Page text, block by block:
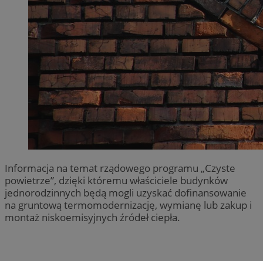
Informacja na temat rządowego programu „Czyste
powietrze”, dzięki któremu właściciele budynków
jednorodzinnych będą mogli uzyskać dofinansowanie
na gruntową termomodernizację, wymianę lub zakup i
montaż niskoemisyjnych źródeł ciepła.